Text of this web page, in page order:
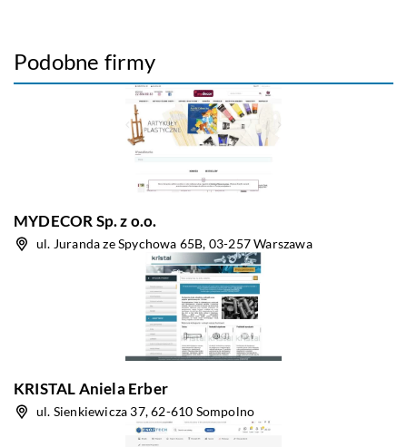
Podobne firmy
MYDECOR Sp. z o.o.
ul. Juranda ze Spychowa 65B, 03-257 Warszawa
KRISTAL Aniela Erber
ul. Sienkiewicza 37, 62-610 Sompolno